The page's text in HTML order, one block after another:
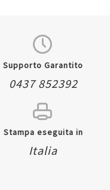
Supporto Garantito
0437 852392
Stampa eseguita in
Italia